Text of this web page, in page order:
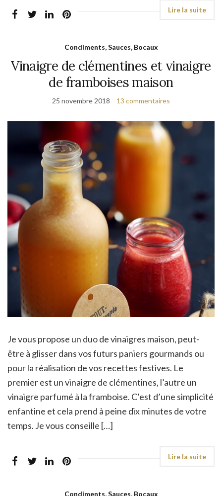
Condiments, Sauces, Bocaux
Vinaigre de clémentines et vinaigre
de framboises maison
25 novembre 2018 13 commentaires
Je vous propose un duo de vinaigres maison, peut-
être à glisser dans vos futurs paniers gourmands ou
pour la réalisation de vos recettes festives. Le
premier est un vinaigre de clémentines, l’autre un
vinaigre parfumé à la framboise. C’est d’une simplicité
enfantine et cela prend à peine dix minutes de votre
temps. Je vous conseille […]
Condiments, Sauces, Bocaux